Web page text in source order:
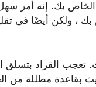
بك. إنه أمر
، ولكن أيضًا في
تعجب القراد
بقاعدة مظللة